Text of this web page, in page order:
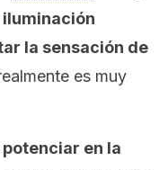
iluminación
la sensación de
es muy
en la